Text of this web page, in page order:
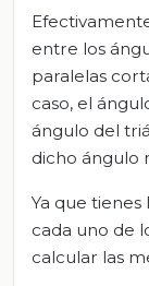
entre los
paralelas
caso, el
ángulo del
dicho ángulo
Ya que
cada uno de
calcular las